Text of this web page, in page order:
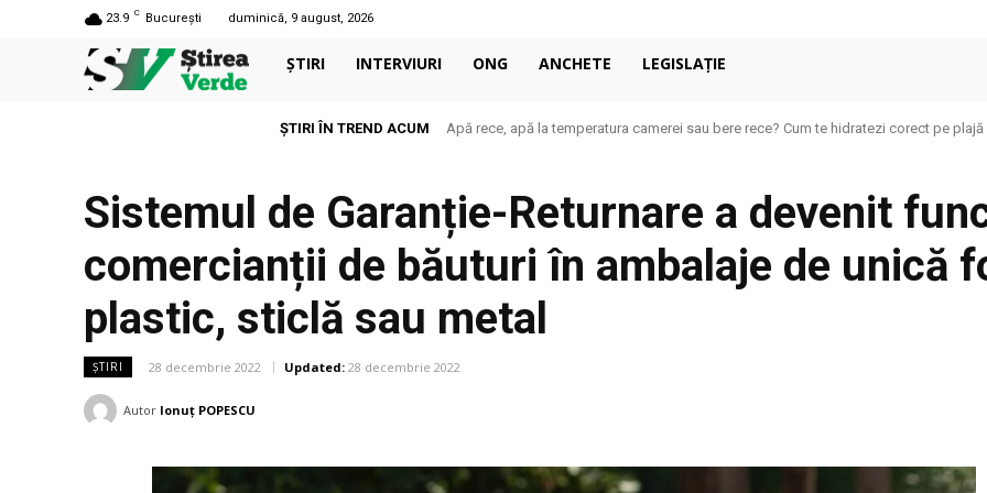
23.9 C București duminică, 9 august, 2026
ȘTIRI INTERVIURI ONG ANCHETE LEGISLAȚIE
ȘTIRI ÎN TREND ACUM Apă rece, apă la temperatura camerei sau bere rece? Cum te hidratezi corect pe plajă
Sistemul de Garanție-Returnare a devenit
comercianții de băuturi în ambalaje de unică
plastic, sticlă sau metal
ȘTIRI 28 decembrie 2022 Updated: 28 decembrie 2022
Autor Ionuț POPESCU